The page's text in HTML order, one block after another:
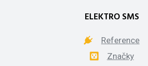
ELEKTRO SMS
Reference
Značky